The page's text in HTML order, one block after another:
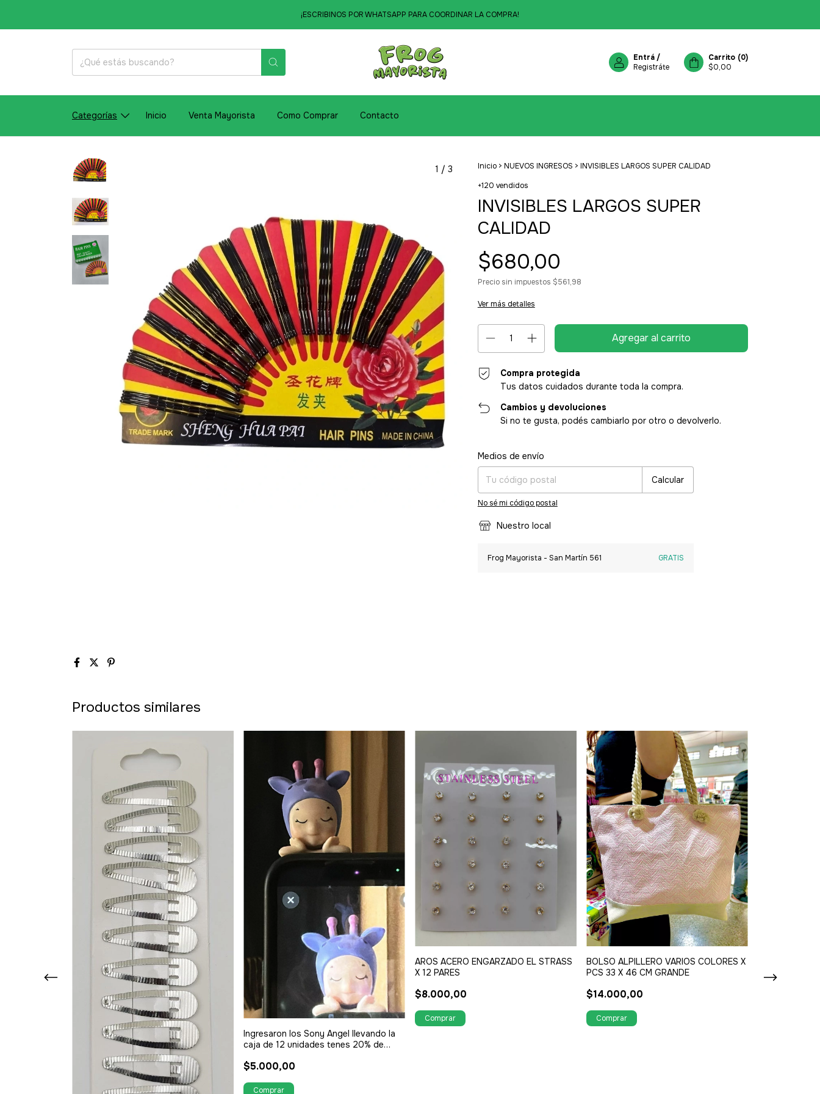
¡ESCRIBINOS POR WHATSAPP PARA COORDINAR LA COMPRA!
Entrá /
Registráte
Carrito (0)
$0,00
Categorías Inicio Venta Mayorista Como Comprar Contacto
1 / 3 Inicio > NUEVOS INGRESOS > INVISIBLES LARGOS SUPER CALIDAD
+120 vendidos
INVISIBLES LARGOS SUPER
CALIDAD
$680,00
Precio sin impuestos $561,98
Ver más detalles
Compra protegida
Tus datos cuidados durante toda la compra.
Cambios y devoluciones
Si no te gusta, podés cambiarlo por otro o devolverlo.
Entregas para el CP:
Medios de envío
Calcular
No sé mi código postal
Nuestro local
Frog Mayorista - San Martín 561 GRATIS
Productos similares
Ingresaron los Sony Angel llevando la
caja de 12 unidades tenes 20% de
$5.000,00
AROS ACERO ENGARZADO EL STRASS
X 12 PARES
$8.000,00
BOLSO ALPILLERO VARIOS COLORES X
PCS 33 X 46 CM GRANDE
$14.000,00